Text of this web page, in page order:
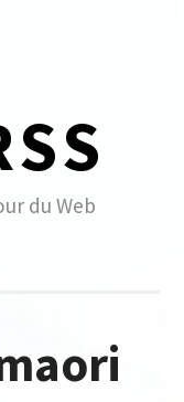
du Web